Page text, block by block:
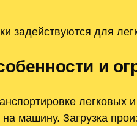
для
и
машину. Загрузка